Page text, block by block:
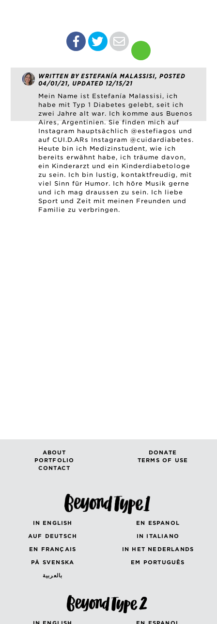
WRITTEN BY ESTEFANÍA MALASSISI, POSTED
04/01/21, UPDATED 12/15/21
Mein Name ist Estefanía Malassisi, ich
habe mit Typ 1 Diabetes gelebt, seit ich
zwei Jahre alt war. Ich komme aus Buenos
Aires, Argentinien. Sie finden mich auf
Instagram hauptsächlich @estefiagos und
auf CUI.D.ARs Instagram @cuidardiabetes.
Heute bin ich Medizinstudent, wie ich
bereits erwähnt habe, ich träume davon,
ein Kinderarzt und ein Kinderdiabetologe
zu sein. Ich bin lustig, kontaktfreudig, mit
viel Sinn für Humor. Ich höre Musik gerne
und ich mag draussen zu sein. Ich liebe
Sport und Zeit mit meinen Freunden und
Familie zu verbringen.
ABOUT
DONATE
PORTFOLIO
TERMS OF USE
CONTACT
IN ENGLISH
EN ESPANOL
AUF DEUTSCH
IN ITALIANO
EN FRANÇAIS
IN HET NEDERLANDS
PÅ SVENSKA
EM PORTUGUÊS
بالعربية